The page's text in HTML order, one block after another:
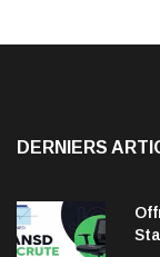
DERNIERS